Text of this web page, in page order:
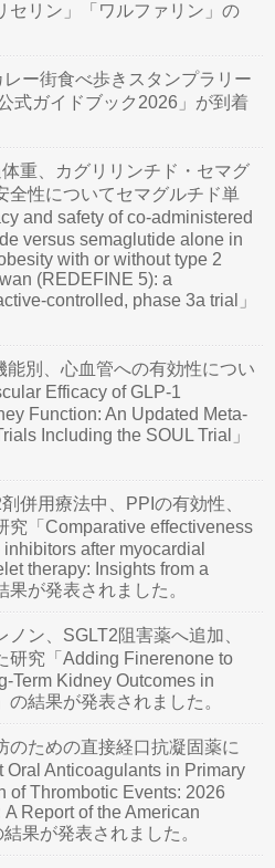
セリン」「ワルファリン」の
ー街食べ歩きスタンプラリー
式ガイドブック2026」が到着
重、カグリリンチド・セマグ
全性についてセマグルチド単
and safety of co-administered
versus semaglutide alone in
with or without type 2
(REDEFINE 5): a
controlled, phase 3a trial」
能別、心血管への有効性につい
Efficacy of GLP-1
Function: An Updated Meta-
Including the SOUL Trial」
併用療法中、PPIの有効性、
究「Comparative effectiveness
after myocardial
therapy: Insights from a
が発表されました。
ン、SGLT2阻害薬へ追加、
研究「Adding Finerenone to
Term Kidney Outcomes in
結果が発表されました。
のための直接経口抗凝固薬に
Anticoagulants in Primary
of Thrombotic Events: 2026
Report of the American
果が発表されました。